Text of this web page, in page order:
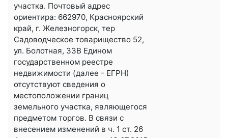
участка. Почтовый адрес
ориентира: 662970, Красноярский
край, г. Железногорск, тер
Садоводческое товарищество 52,
ул. Болотная, 33В Едином
государственном реестре
недвижимости (далее - ЕГРН)
отсутствуют сведения о
местоположении границ
земельного участка, являющегося
предметом торгов. В связи с
внесением изменений в ч. 1 ст. 26